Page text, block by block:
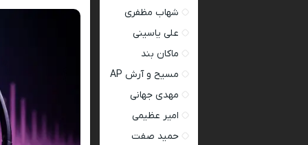
شهاب مظفری
علی یاسینی
ماکان بند
مسیح و آرش AP
مهدی جهانی
امیر عظیمی
حمید صفت